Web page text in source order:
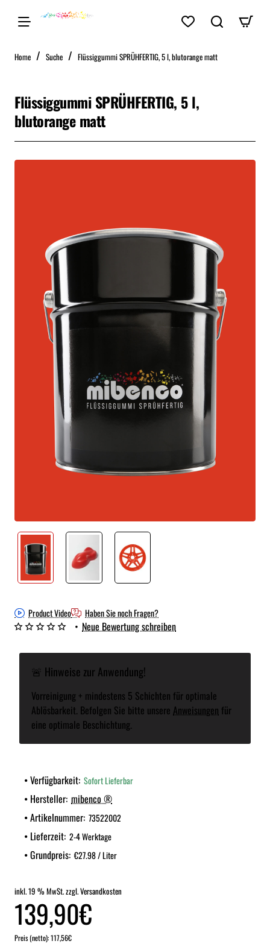
Home home Suche Flüssiggummi SPRÜHFERTIG, 5 l, blutorange matt
Flüssiggummi SPRÜHFERTIG, 5 l,
blutorange matt
Product Video Haben Sie noch Fragen?
🚨 Hinweise zur Anwendung!
Vorreinigung + mindestens 5 Schichten für optimale
Ablösbarkeit. Befolgen Sie bitte unsere Anweisungen für
eine optimale Beschichtung.
Verfügbarkeit: Sofort Lieferbar
Hersteller: mibenco ®
Artikelnummer: 73522002
Lieferzeit: 2-4 Werktage
Grundpreis: €27.98 / Liter
• Neue Bewertung schreiben
inkl. 19 % MwSt. zzgl. Versandkosten
139,90€
Preis (netto): 117,56€